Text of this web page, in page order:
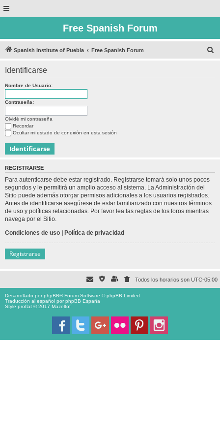
Free Spanish Forum
Spanish Institute of Puebla Free Spanish Forum
Identificarse
Nombre de Usuario:
Contraseña:
Olvidé mi contraseña
Recordar
Ocultar mi estado de conexión en esta sesión
REGISTRARSE
Para autenticarse debe estar registrado. Registrarse tomará solo unos pocos
segundos y le permitirá un amplio acceso al sistema. La Administración del
Sitio puede además otorgar permisos adicionales a los usuarios registrados.
Antes de identificarse asegúrese de estar familiarizado con nuestros términos
de uso y políticas relacionadas. Por favor lea las reglas de los foros mientras
navega por el Sitio.
Condiciones de uso | Política de privacidad
Registrarse
Todos los horarios son UTC-05:00
Desarrollado porphpBB® Forum Software © phpBB Limited
Traducción al español porphpBB España
Style proflat © 2017 Mazeltof